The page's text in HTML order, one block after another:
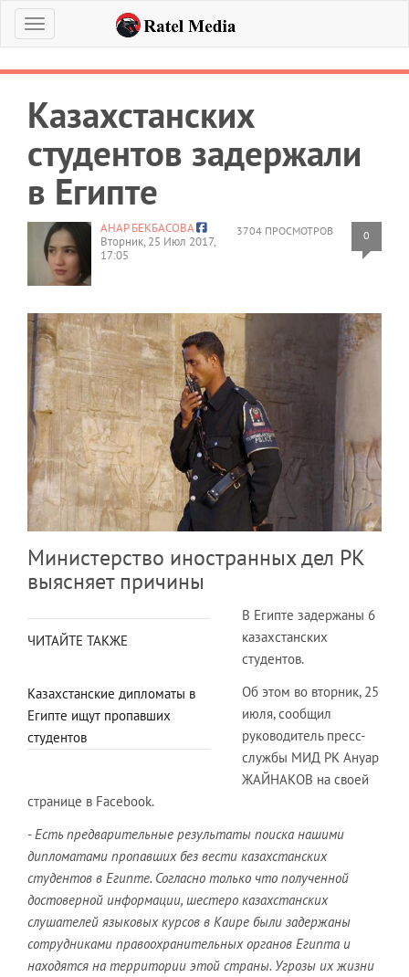
Меню
Казахстанских
студентов задержали
в Египте
3704 ПРОСМОТРОВ 0
АНАР БЕКБАСОВА
Вторник, 25 Июл 2017,
17:05
Министерство иностранных дел РК
выясняет причины
ЧИТАЙТЕ ТАКЖЕ
Казахстанские дипломаты в
Египте ищут пропавших
студентов
В Египте задержаны 6
казахстанских
студентов.
Об этом во вторник, 25
июля, сообщил
руководитель пресс-
службы МИД РК Ануар
ЖАЙНАКОВ на своей
странице в Facebook.
- Есть предварительные результаты поиска нашими
дипломатами пропавших без вести казахстанских
студентов в Египте. Согласно только что полученной
достоверной информации, шестеро казахстанских
слушателей языковых курсов в Каире были задержаны
сотрудниками правоохранительных органов Египта и
находятся на территории этой страны. Угрозы их жизни